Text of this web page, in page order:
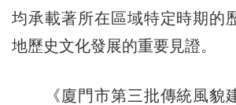
均承載著所在區域特定時期的
地歷史文化發展的重要見證。
《廈門市第三批傳統風貌建